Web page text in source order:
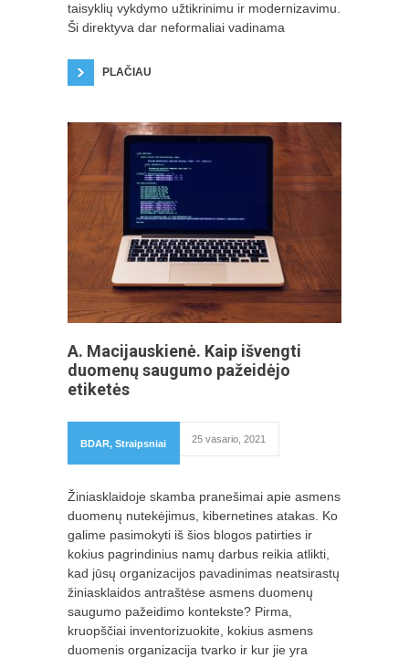
taisyklių vykdymo užtikrinimu ir modernizavimu.
Ši direktyva dar neformaliai vadinama
PLAČIAU
A. Macijauskienė. Kaip išvengti
duomenų saugumo pažeidėjo
etiketės
BDAR, Straipsniai 25 vasario, 2021
Žiniasklaidoje skamba pranešimai apie asmens
duomenų nutekėjimus, kibernetines atakas. Ko
galime pasimokyti iš šios blogos patirties ir
kokius pagrindinius namų darbus reikia atlikti,
kad jūsų organizacijos pavadinimas neatsirastų
žiniasklaidos antraštėse asmens duomenų
saugumo pažeidimo kontekste? Pirma,
kruopščiai inventorizuokite, kokius asmens
duomenis organizacija tvarko ir kur jie yra